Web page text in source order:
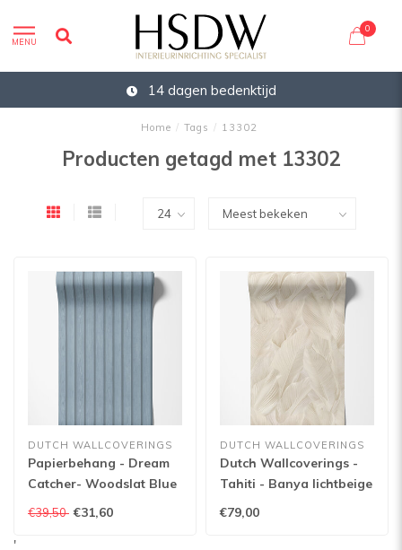
MENU
0
14 dagen bedenktijd
Home / Tags / 13302
Producten getagd met 13302
DUTCH WALLCOVERINGS
Papierbehang - Dream
Catcher- Woodslat Blue
- 13302
€39,50 €31,60
DUTCH WALLCOVERINGS
Dutch Wallcoverings -
Tahiti - Banya lichtbeige
- 13302
€79,00
'